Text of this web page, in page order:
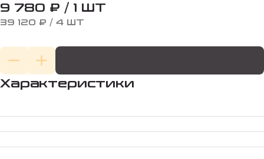
9 780 ₽ / 1 ШТ
39 120 ₽ / 4 ШТ
Характеристики